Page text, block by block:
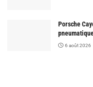
Porsche
6 août 2026